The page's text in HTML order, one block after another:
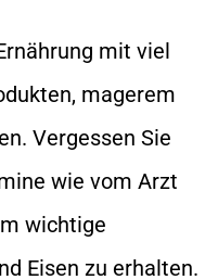
mit viel
magerem
Vergessen Sie
wie vom Arzt
wichtige
Eisen zu erhalten.